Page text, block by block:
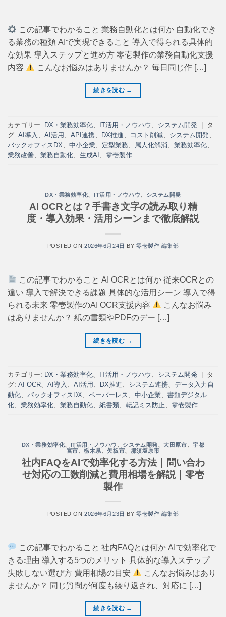
この記事でわかること 業務自動化とは何か 自動化でき
る業務の種類 AIで実現できること 導入で得られる具体的
な効果 導入ステップと進め方 零壱製作の業務自動化支援
内容
こんなお悩みはありませんか？ 毎日同じ作 […]
続きを読む →
カテゴリー: DX・業務効率化 IT活用・ノウハウ システム開発 |
タ
グ: AI導入 AI活用 API連携 DX推進 コスト削減 システム開発
バックオフィスDX
中小企業 定型業務 属人化解消 業務効率化
業務改善
業務自動化 生成AI 零壱製作
DX・業務効率化、 IT活用・ノウハウ、 システム開発
AI OCRとは？手書き文字の読み取り精
度・導入効果・活用シーンまで徹底解説
POSTED ON2026年6月24日 BY 零壱製作 編集部
この記事でわかること AI OCRとは何か 従来OCRとの
違い 導入で解決できる課題 具体的な活用シーン 導入で得
られる未来 零壱製作のAI OCR支援内容
こんなお悩み
はありませんか？ 紙の書類やPDFのデー […]
続きを読む →
カテゴリー: DX・業務効率化、 IT活用・ノウハウ 、 システム開発
タ
グ: AI OCR、 AI導入 、 AI活用 、 DX推進、 システム連携、 データ入力自
動化、 バックオフィスDX、 ペーパーレス、 中小企業、 書類デジタル
化、 業務効率化、 業務自動化、 紙書類、 転記ミス防止、 零壱製作
DX・業務効率化、 IT活用・ノウハウ 、 システム開発、大田原市、宇都
宮市、栃木県、矢板市、 那須塩原市
社内FAQをAIで効率化する方法｜問い合わ
せ対応の工数削減と費用相場を解説｜零壱
製作
POSTED ON2026年6月23日 BY 零壱製作 編集部
この記事でわかること 社内FAQとは何か AIで効率化で
きる理由 導入する5つのメリット 具体的な導入ステップ
失敗しない選び方 費用相場の目安
こんなお悩みはあり
ませんか？ 同じ質問が何度も繰り返され、対応に […]
続きを読む →